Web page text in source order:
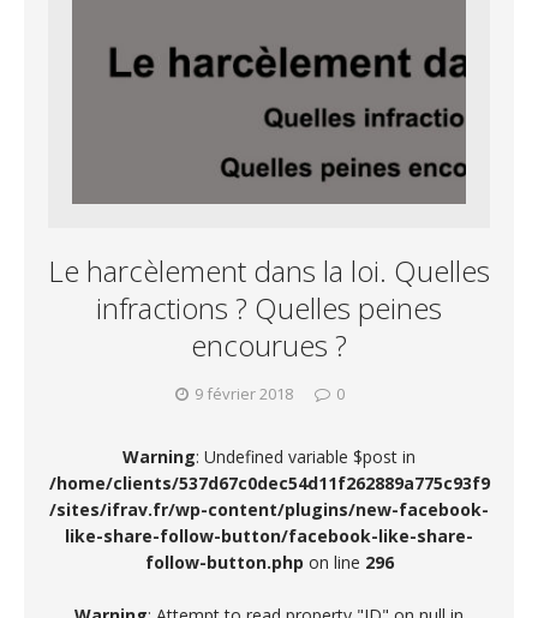
Le harcèlement dans la loi. Quelles
infractions ? Quelles peines
encourues ?
9 février 2018 0
Warning: Undefined variable $post in
/home/clients/537d67c0dec54d11f262889a775c93f9
/sites/ifrav.fr/wp-content/plugins/new-facebook-
like-share-follow-button/facebook-like-share-
follow-button.php on line 296